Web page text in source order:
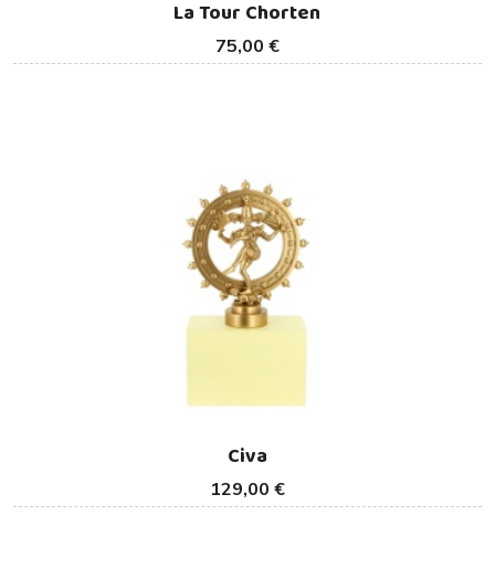
75,00 €
La Tour Chorten
129,00 €
Civa